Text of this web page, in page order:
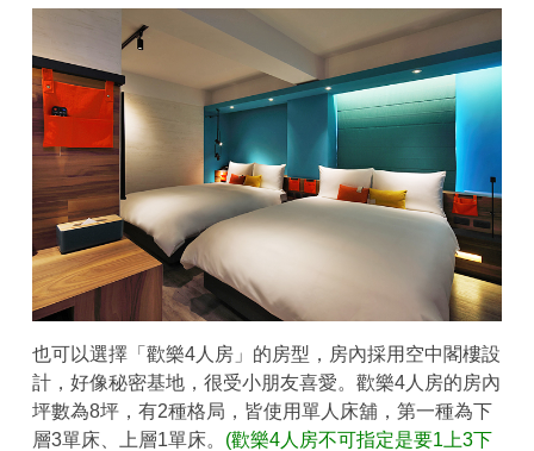
也可以選擇「歡樂4人房」的房型，房內採用空中閣樓設
計，好像秘密基地，很受小朋友喜愛。歡樂4人房的房內
坪數為8坪，有2種格局，皆使用單人床舖，第一種為下
層3單床、上層1單床。 (歡樂4人房不可指定是要1上3下